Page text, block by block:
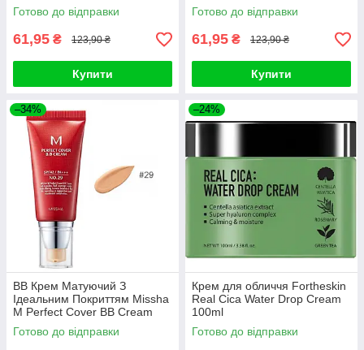
Готово до відправки
61,95 ₴ 123,90 ₴
Купити
Готово до відправки
61,95 ₴ 123,90 ₴
Купити
–34%
ВВ Крем Матуючий З
Ідеальним Покриттям Missha
M Perfect Cover BB Cream
SPF42 PA+++ (50ml, 29
відтінок - карамельний беж)
Готово до відправки
–24%
Крем для обличчя Fortheskin
Real Cica Water Drop Cream
100ml
Готово до відправки